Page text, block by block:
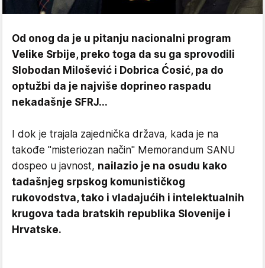
Od onog da je u pitanju nacionalni program
Velike Srbije, preko toga da su ga sprovodili
Slobodan Milošević i Dobrica Ćosić, pa do
optužbi da je najviše doprineo raspadu
nekadašnje SFRJ...
I dok je trajala zajednička država, kada je na
takođe "misteriozan način" Memorandum SANU
dospeo u javnost, nailazio je na osudu kako
tadašnjeg srpskog komunističkog
rukovodstva, tako i vladajućih i intelektualnih
krugova tada bratskih republika Slovenije i
Hrvatske.